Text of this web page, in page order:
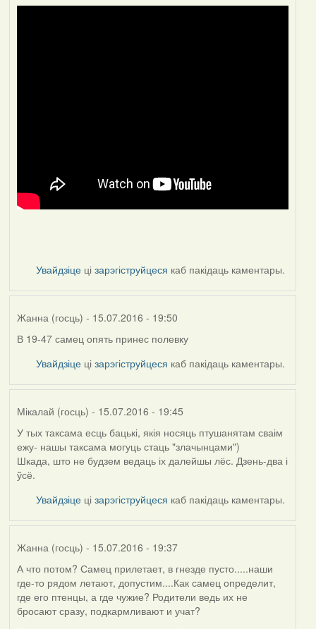
Увайдзіце цізарэгіструйцеся каб пакідаць каментары.
Жанна (госць) - 15.07.2016 - 19:50
В 19-47 самец опять принес полевку
Увайдзіце цізарэгіструйцеся каб пакідаць каментары.
Мікалай (госць) - 15.07.2016 - 19:45
У тых таксама есць бацькі, якія носяць птушанятам сваім
ежу- нашы таксама могуць стаць "злачынцами")
Шкада, што не будзем ведаць іх далейшы лёс. Дзень-два і
ўсё.
Увайдзіце цізарэгіструйцеся каб пакідаць каментары.
Жанна (госць) - 15.07.2016 - 19:37
А что потом? Самец прилетает, в гнезде пусто.....наши
где-то рядом летают, допустим....Как самец определит,
где его птенцы, а где чужие? Родители ведь их не
бросают сразу, подкармливают и учат?